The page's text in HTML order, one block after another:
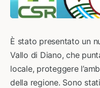
È stato presentato un
Vallo di Diano, che
locale, proteggere
della regione. Sono